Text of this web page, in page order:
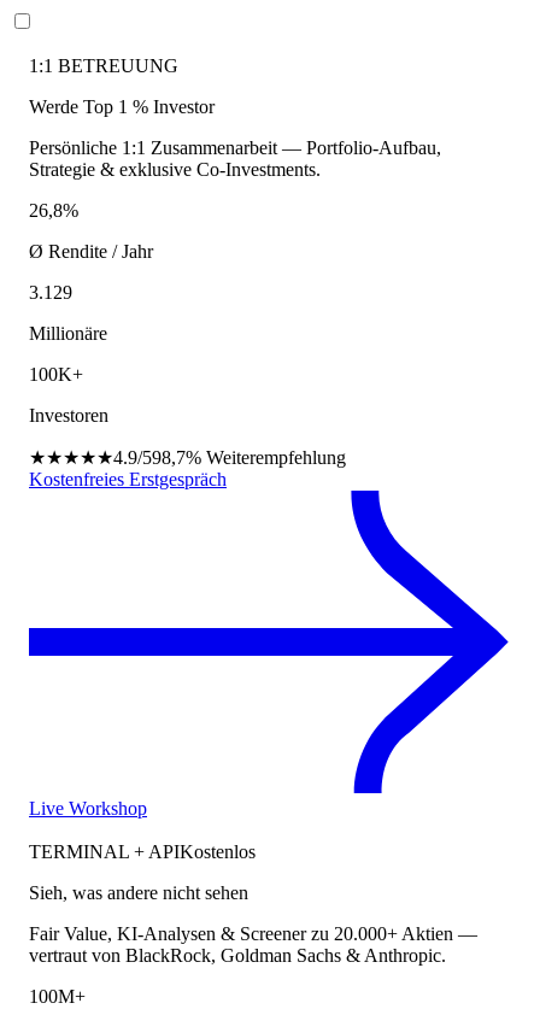
1:1 BETREUUNG
Werde Top 1 % Investor
Persönliche 1:1 Zusammenarbeit — Portfolio-Aufbau,
Strategie & exklusive Co-Investments.
26,8%
Ø Rendite / Jahr
3.129
Millionäre
100K+
Investoren
★★★★★4.9/598,7% Weiterempfehlung
Kostenfreies Erstgespräch
Live Workshop
TERMINAL + APIKostenlos
Sieh, was andere nicht sehen
Fair Value, KI-Analysen & Screener zu 20.000+ Aktien —
vertraut von BlackRock, Goldman Sachs & Anthropic.
100M+